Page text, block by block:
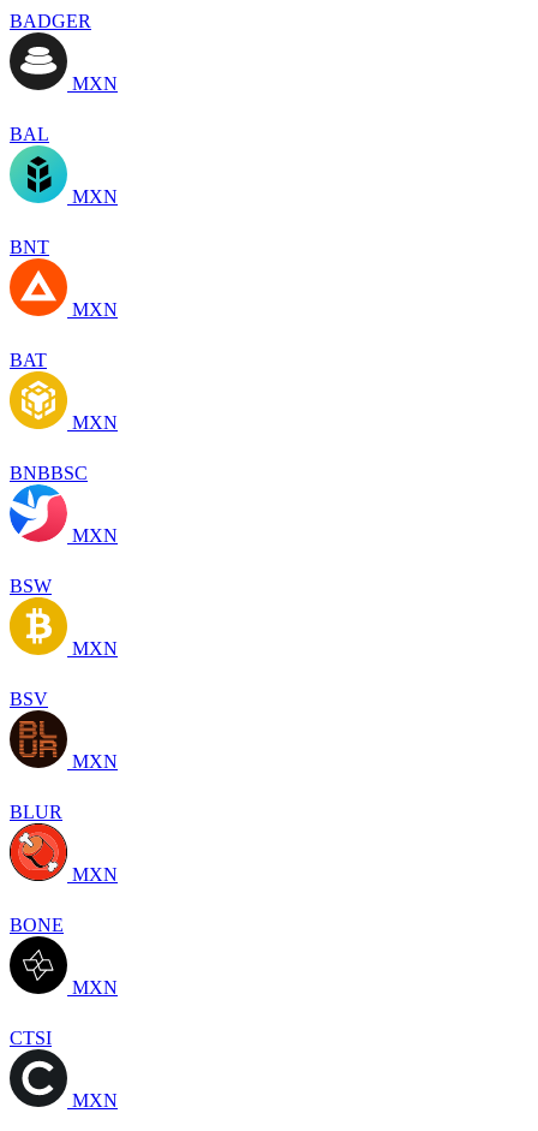
BADGER
MXN
BAL
MXN
BNT
MXN
BAT
MXN
BNBBSC
MXN
BSW
MXN
BSV
MXN
BLUR
MXN
BONE
MXN
CTSI
MXN